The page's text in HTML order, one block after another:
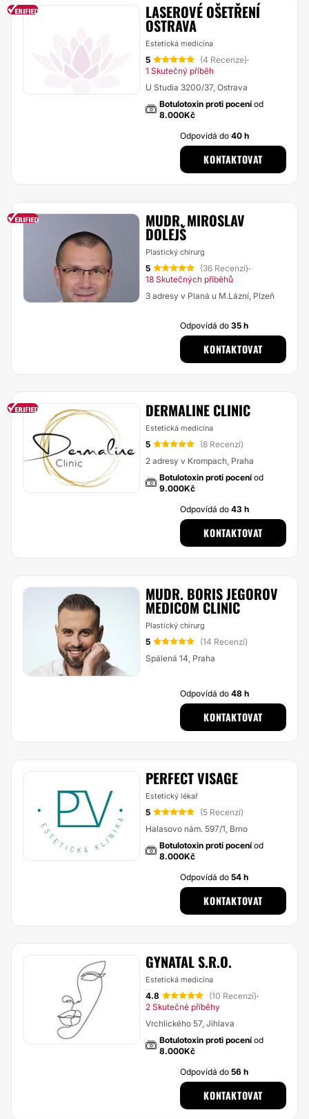
LASEROVÉ OŠETŘENÍ
OSTRAVA
Estetická medicína
5 (4 Recenze)·
1 Skutečný příběh
U Studia 3200/37, Ostrava
Botulotoxin proti poceníod
8.000Kč
Odpovídá do40 h
KONTAKTOVAT
MUDR. MIROSLAV
DOLEJŠ
Plastický chirurg
5 (36 Recenzí)·
18 Skutečných příběhů
3 adresy v Planá u M.Lázní, Plzeň
Odpovídá do35 h
KONTAKTOVAT
DERMALINE CLINIC
Estetická medicína
5
(8 Recenzí)
2 adresy v Krompach, Praha
Botulotoxin proti poceníod
9.000Kč
Odpovídá do43 h
KONTAKTOVAT
MUDR. BORIS JEGOROV
MEDICOM CLINIC
Plastický chirurg
5
(14 Recenzí)
Spálená 14, Praha
Odpovídá do48 h
KONTAKTOVAT
PERFECT VISAGE
Estetický lékař
5
(5 Recenzí)
Halasovo nám. 597/1, Brno
Botulotoxin proti poceníod
8.000Kč
Odpovídá do54 h
KONTAKTOVAT
GYNATAL S.R.O.
Estetická medicína
4.8 (10 Recenzí)·
2 Skutečné příběhy
Vrchlického 57, Jihlava
Botulotoxin proti poceníod
8.000Kč
Odpovídá do56 h
KONTAKTOVAT